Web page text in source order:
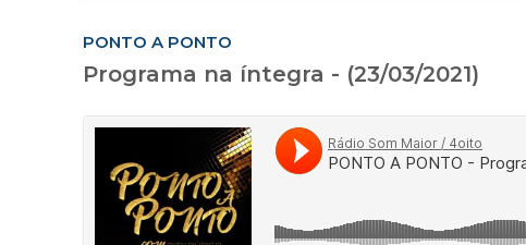
PONTO A PONTO
Programa na íntegra - (23/03/2021)